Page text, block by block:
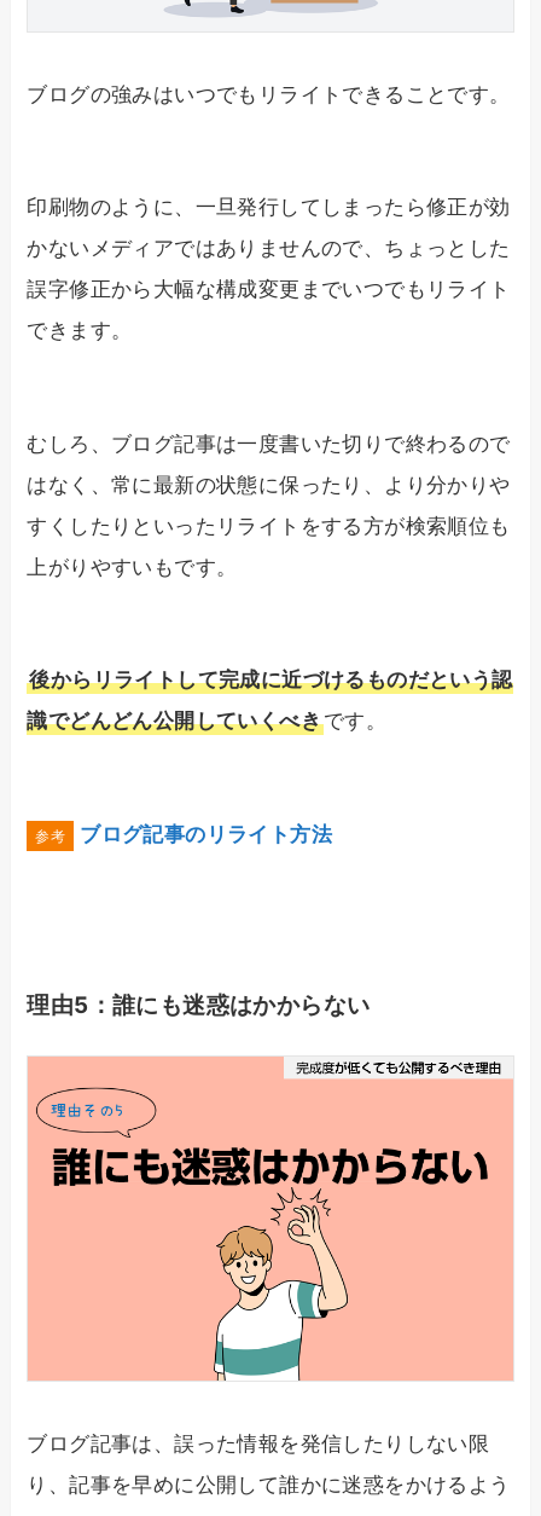
ブログの強みはいつでもリライトできることです。
印刷物のように、一旦発行してしまったら修正が効
かないメディアではありませんので、ちょっとした
誤字修正から大幅な構成変更までいつでもリライト
できます。
むしろ、ブログ記事は一度書いた切りで終わるので
はなく、常に最新の状態に保ったり、より分かりや
すくしたりといったリライトをする方が検索順位も
上がりやすいもです。
後からリライトして完成に近づけるものだという認
識でどんどん公開していくべきです。
ブログ記事のリライト方法
理由5：誰にも迷惑はかからない
ブログ記事は、誤った情報を発信したりしない限
り、記事を早めに公開して誰かに迷惑をかけるよう